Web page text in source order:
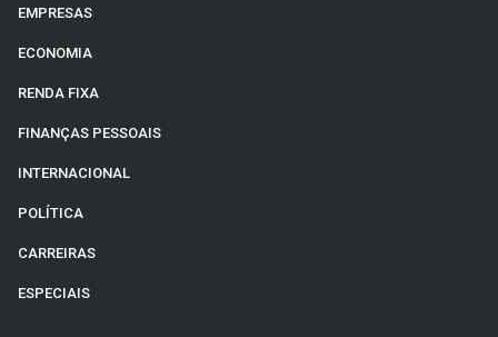
EMPRESAS
ECONOMIA
RENDA FIXA
FINANÇAS PESSOAIS
INTERNACIONAL
POLÍTICA
CARREIRAS
ESPECIAIS